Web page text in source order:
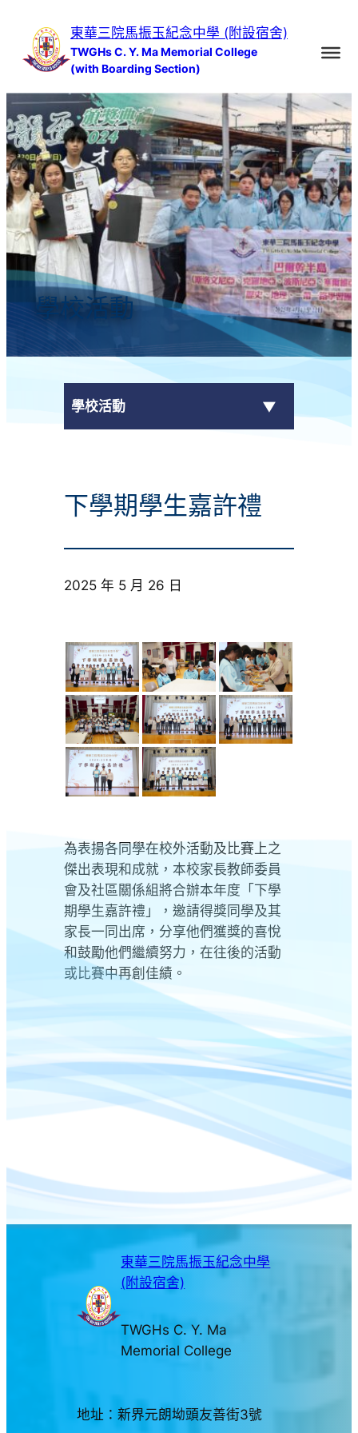
內
容
東華三院馬振玉紀念中學 (附設宿舍)
TWGHs C. Y. Ma Memorial College
(with Boarding Section)
學校活動
學校活動
校外獎項
學校活動
學生作品
榮譽榜
下學期學生嘉許禮
2025 年 5 月 26 日
為表揚各同學在校外活動及比賽上之
傑出表現和成就，本校家長教師委員
會及社區關係組將合辦本年度「下學
期學生嘉許禮」，邀請得獎同學及其
家長一同出席，分享他們獲獎的喜悅
和鼓勵他們繼續努力，在往後的活動
或比賽中再創佳績。
東華三院馬振玉紀念中學
(附設宿舍)
TWGHs C. Y. Ma
Memorial College
地址：新界元朗坳頭友善街3號